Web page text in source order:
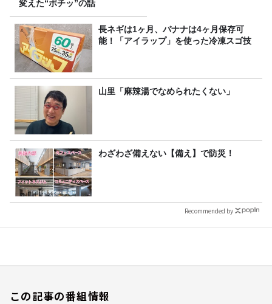
変えた“ポチッ”の話
長ネギは1ヶ月、バナナは4ヶ月保存可
能！「アイラップ」を使った冷凍スゴ技
山里「麻辣湯でなめられたくない」
わざわざ備えない【備え】で防災！
Recommended by
この記事の番組情報